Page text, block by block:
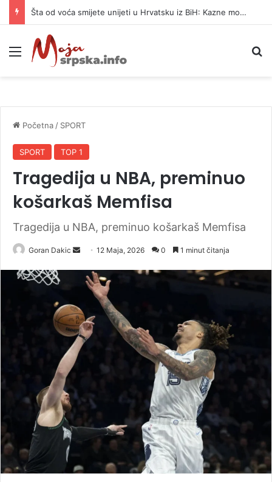
Šta od voća smijete unijeti u Hrvatsku iz BiH: Kazne mogu dostići 13.260 evra
Meni
Početna / SPORT
SPORT TOP 1
Tragedija u NBA, preminuo
košarkaš Memfisa
Tragedija u NBA, preminuo košarkaš Memfisa
Goran Dakic
a
n
e
m
12 Maja, 2026 0 1 minut čitanja